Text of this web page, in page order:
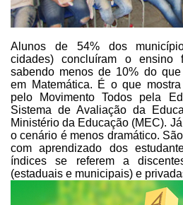
Alunos de 54% dos
cidades) concluíram oensino
sabendo menos de 10% do
em Matemática. É o que
pelo Movimento Todos pela
Sistema de Avaliação da
Ministério da Educação (MEC).
o cenário é menos dramático.
com aprendizado dos
índices se referem a
(estaduais e municipais) e